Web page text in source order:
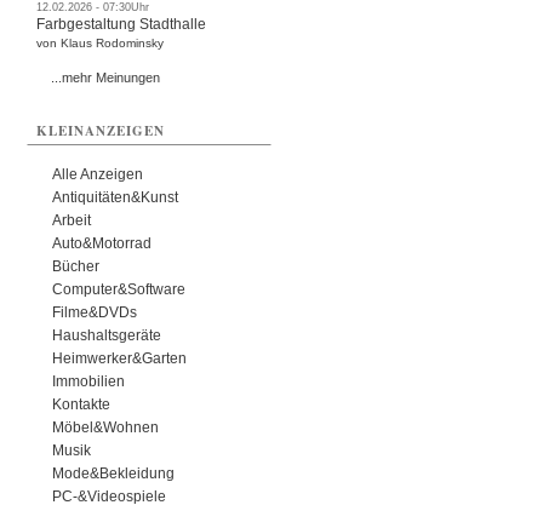
12.02.2026 - 07:30Uhr
Farbgestaltung Stadthalle
von Klaus Rodominsky
...mehr Meinungen
KLEINANZEIGEN
Alle Anzeigen
Antiquitäten&Kunst
Arbeit
Auto&Motorrad
Bücher
Computer&Software
Filme&DVDs
Haushaltsgeräte
Heimwerker&Garten
Immobilien
Kontakte
Möbel&Wohnen
Musik
Mode&Bekleidung
PC-&Videospiele